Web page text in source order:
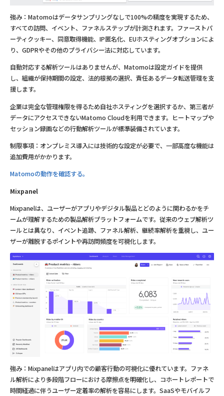
強み：Matomoはデータサンプリングなしで100%の精度を実現するため、
すべての訪問、イベント、ファネルステップが計測されます。ファーストパ
ーティクッキー、同意取得機能、IP匿名化、EUホスティングオプションによ
り、GDPRやその他のプライバシー法に対応しています。
自動対応する解析ツールはありませんが、Matomoは設定ガイドを提供
し、組織が保持期間の設定、法的根拠の選択、責任あるデータ転送管理を支
援します。
企業は完全な管理権限を得るため自社ホスティングを選択するか、第三者が
データにアクセスできないMatomo Cloudを利用できます。ヒートマップや
セッション録画などの行動解析ツールが標準装備されています。
制限事項：オンプレミス導入には技術的な設定が必要で、一部高度な機能は
追加費用がかかります。
Matomoの動作を確認する。
Mixpanel
Mixpanelは、ユーザーがアプリやデジタル製品とどのように関わるかをチ
ームが理解するための製品解析プラットフォームです。従来のウェブ解析ツ
ールとは異なり、イベント追跡、ファネル解析、継続率解析を重視し、ユー
ザーが離脱するポイントや再訪問頻度を可視化します。
強み：Mixpanelはアプリ内での顧客行動の可視化に優れています。ファネ
ル解析により多段階フローにおける摩擦点を明確化し、コホートレポートで
時間経過に伴うユーザー定着率の解析を容易にします。SaaSやモバイルフ